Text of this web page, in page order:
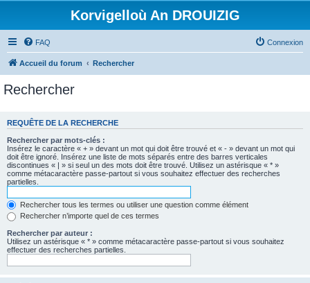
Korvigelloù An DROUIZIG
FAQ Connexion
Accueil du forum Rechercher
Rechercher
REQUÊTE DE LA RECHERCHE
Rechercher par mots-clés :
Insérez le caractère « + » devant un mot qui doit être trouvé et « - » devant un mot qui
doit être ignoré. Insérez une liste de mots séparés entre des barres verticales
discontinues « | » si seul un des mots doit être trouvé. Utilisez un astérisque « * »
comme métacaractère passe-partout si vous souhaitez effectuer des recherches
partielles.
Rechercher tous les termes ou utiliser une question comme élément
Rechercher n’importe quel de ces termes
Rechercher par auteur :
Utilisez un astérisque « * » comme métacaractère passe-partout si vous souhaitez
effectuer des recherches partielles.